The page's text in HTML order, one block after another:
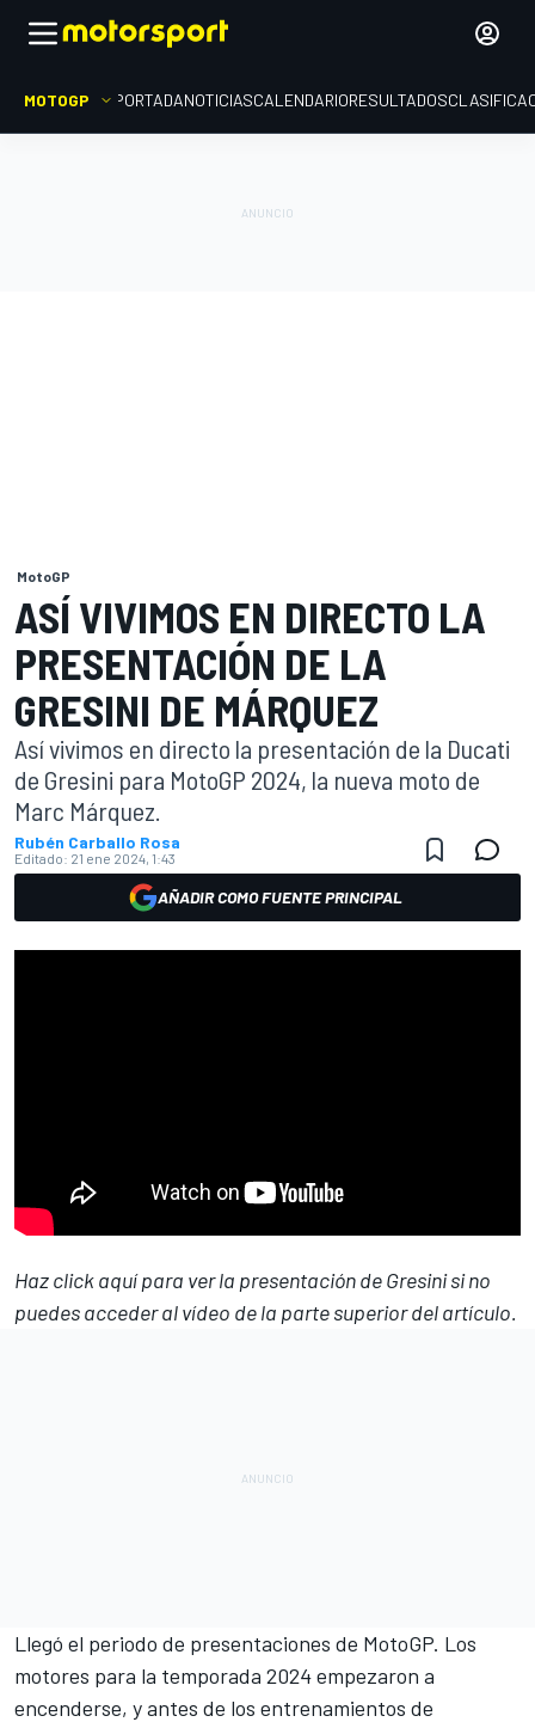
MOTOGP PORTADANOTICIASCALENDARIORESULTADOS
MotoGP
ASÍ VIVIMOS EN DIRECTO LA
PRESENTACIÓN DE LA
GRESINI DE MÁRQUEZ
Así vivimos en directo la presentación de la Ducati
de Gresini para MotoGP 2024, la nueva moto de
Marc Márquez.
Rubén Carballo Rosa
Editado: 21 ene 2024, 1:43
AÑADIR COMO FUENTE PRINCIPAL
Haz click aquí para ver la presentación de Gresini si no
puedes acceder al vídeo de la parte superior del artículo.
Llegó el periodo de presentaciones de MotoGP. Los
motores para la temporada 2024 empezaron a
encenderse, y antes de los entrenamientos de